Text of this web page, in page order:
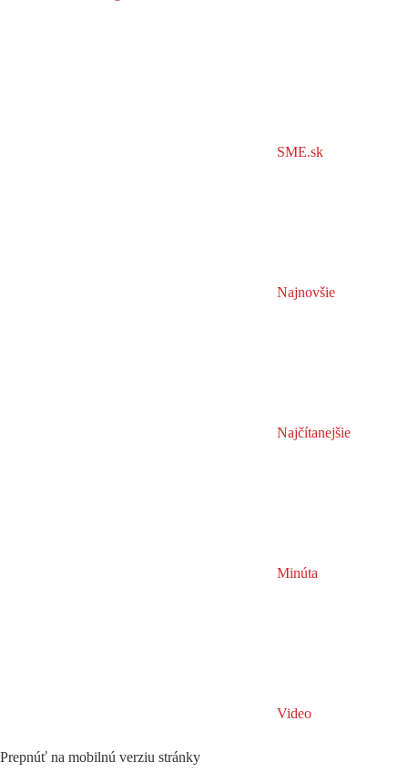
SME.sk
Najnovšie
Najčítanejšie
Minúta
Video
Prepnúť na mobilnú verziu stránky